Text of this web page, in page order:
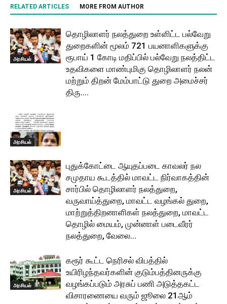
RELATED ARTICLES MORE FROM AUTHOR
அரசியல்
தொழிலாளர் நலத்துறை உள்ளிட்ட பல்வேறு
துறைகளின் மூலம் 721 பயனாளிகளுக்கு
ரூபாய் 1 கோடி மதிப்பில் பல்வேறு நலத்திட்ட
உதவிகளை மாண்புமிகு தொழிலாளர் நலன்
மற்றும் திறன் மேம்பாட்டு துறை அமைச்சர்
திரு....
அரசியல்
அரசியல்
புதுக்கோட்டை ஆயுதப்படை காவலர் நல
சமுதாய கூடத்தில் மாவட்ட நிர்வாகத்தின்
சார்பில் தொழிலாளர் நலத்துறை,
வருவாய்த்துறை, மாவட்ட வழங்கல் துறை,
மாற்றுத்திறனாளிகள் நலத்துறை, மாவட்ட
தொழில் மையம், முன்னாள் படைவீரர்
நலத்துறை, வேலை...
அரசியல்
கரூர் கூட்ட நெரிசல் விபத்தில்
உயிரிழந்தவர்களின் குடும்பத்தினருக்கு
வழங்கப்படும் அரசுப் பணி அடுத்தகட்ட
விசாரணையை வரும் ஜூலை 21ஆம்